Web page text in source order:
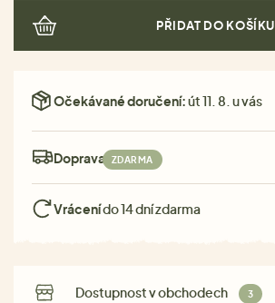
PŘIDAT DO KOŠÍKU
Očekávané doručení:út 11. 8. u vás
Doprava: ZDARMA
Vrácenído 14 dní zdarma
Dostupnost v obchodech 3